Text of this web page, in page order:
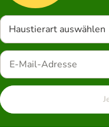
Haustierart auswählen